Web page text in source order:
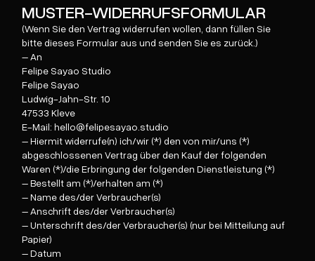
MUSTER-WIDERRUFSFORMULAR
(Wenn Sie den Vertrag widerrufen wollen, dann füllen Sie
bitte dieses Formular aus und senden Sie es zurück.)
– An
Felipe Sayao Studio
Felipe Sayao
Ludwig-Jahn-Str. 10
47533 Kleve
E-Mail: hello@felipesayao.studio
– Hiermit widerrufe(n) ich/wir (*) den von mir/uns (*)
abgeschlossenen Vertrag über den Kauf der folgenden
Waren (*)/die Erbringung der folgenden Dienstleistung (*)
– Bestellt am (*)/erhalten am (*)
– Name des/der Verbraucher(s)
– Anschrift des/der Verbraucher(s)
– Unterschrift des/der Verbraucher(s) (nur bei Mitteilung auf
Papier)
– Datum